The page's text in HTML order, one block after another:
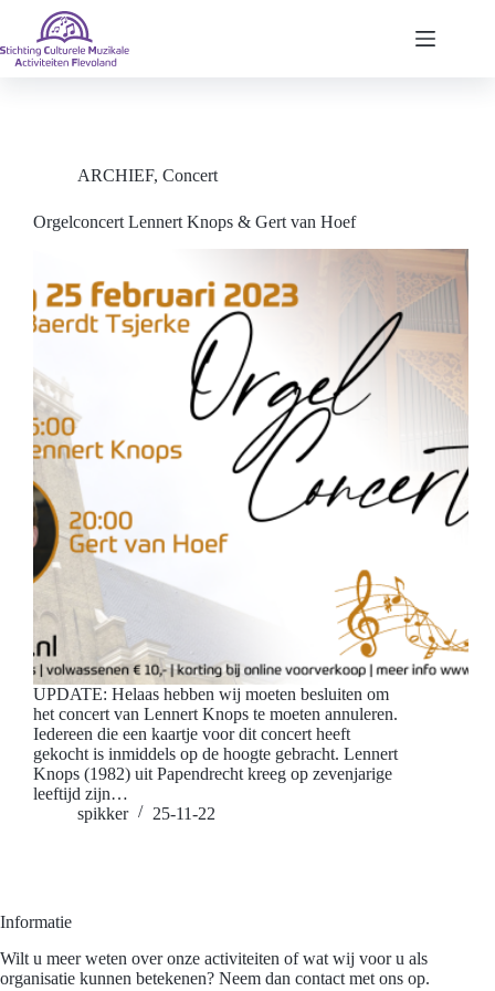
de
inhoud
ARCHIEF, Concert
Orgelconcert Lennert Knops & Gert van Hoef
UPDATE: Helaas hebben wij moeten besluiten om
het concert van Lennert Knops te moeten annuleren.
Iedereen die een kaartje voor dit concert heeft
gekocht is inmiddels op de hoogte gebracht. Lennert
Knops (1982) uit Papendrecht kreeg op zevenjarige
leeftijd zijn…
spikker
25-11-22
Informatie
Wilt u meer weten over onze activiteiten of wat wij voor u als
organisatie kunnen betekenen? Neem dan contact met ons op.